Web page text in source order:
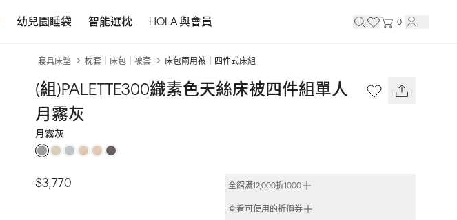
幼兒園睡袋 智能選枕 HOLA 與會員 0
寢具床墊 枕套｜床包｜被套 床包兩用被｜四件式床組
(組)PALETTE300織素色天絲床被四件組單人
月霧灰
月霧灰
$3,770 全館滿12,000折1000
查看可使用的折價券